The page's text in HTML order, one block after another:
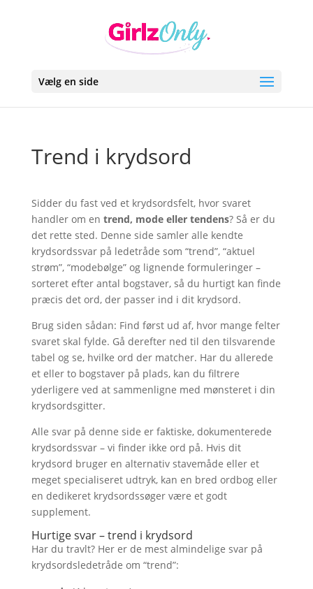
Vælg en side
Trend i krydsord
Sidder du fast ved et krydsordsfelt, hvor svaret
handler om en trend, mode eller tendens? Så er du
det rette sted. Denne side samler alle kendte
krydsordssvar på ledetråde som “trend”, “aktuel
strøm”, “modebølge” og lignende formuleringer –
sorteret efter antal bogstaver, så du hurtigt kan finde
præcis det ord, der passer ind i dit krydsord.
Brug siden sådan: Find først ud af, hvor mange felter
svaret skal fylde. Gå derefter ned til den tilsvarende
tabel og se, hvilke ord der matcher. Har du allerede
et eller to bogstaver på plads, kan du filtrere
yderligere ved at sammenligne med mønsteret i din
krydsordsgitter.
Alle svar på denne side er faktiske, dokumenterede
krydsordssvar – vi finder ikke ord på. Hvis dit
krydsord bruger en alternativ stavemåde eller et
meget specialiseret udtryk, kan en bred ordbog eller
en dedikeret krydsordssøger være et godt
supplement.
Hurtige svar – trend i krydsord
Har du travlt? Her er de mest almindelige svar på
krydsordsledetråde om “trend”: